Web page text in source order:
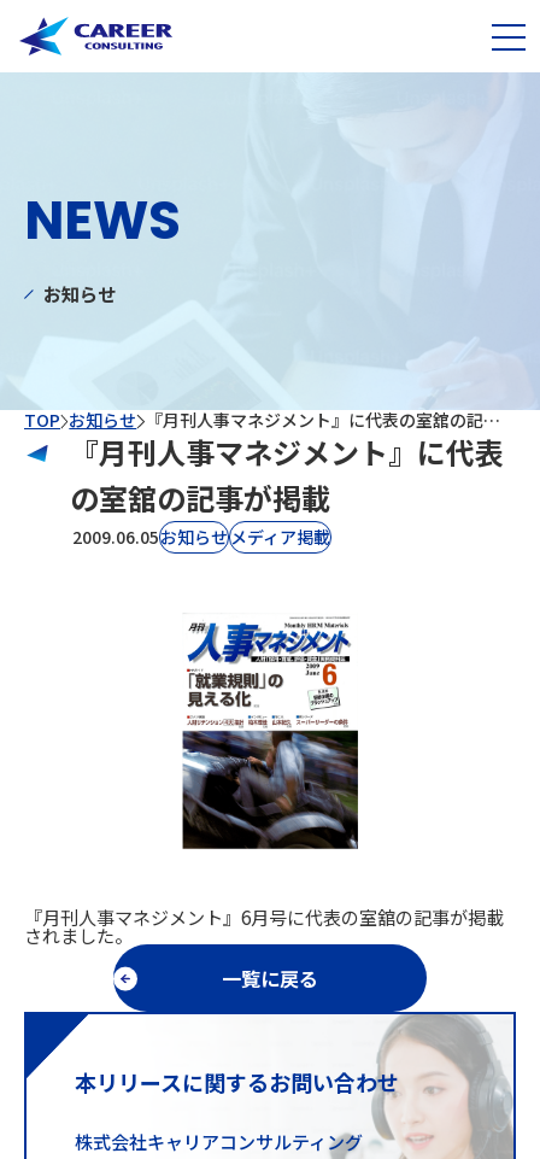
NEWS
お知らせ
TOP お知らせ 『月刊人事マネジメント』に代表の室舘の記事が掲載
『月刊人事マネジメント』に代表
の室舘の記事が掲載
2009.06.05お知らせ⁨⁩メディア掲載
『月刊人事マネジメント』6月号に代表の室舘の記事が掲載
されました。
一覧に戻る
本リリースに関するお問い合わせ
株式会社キャリアコンサルティング